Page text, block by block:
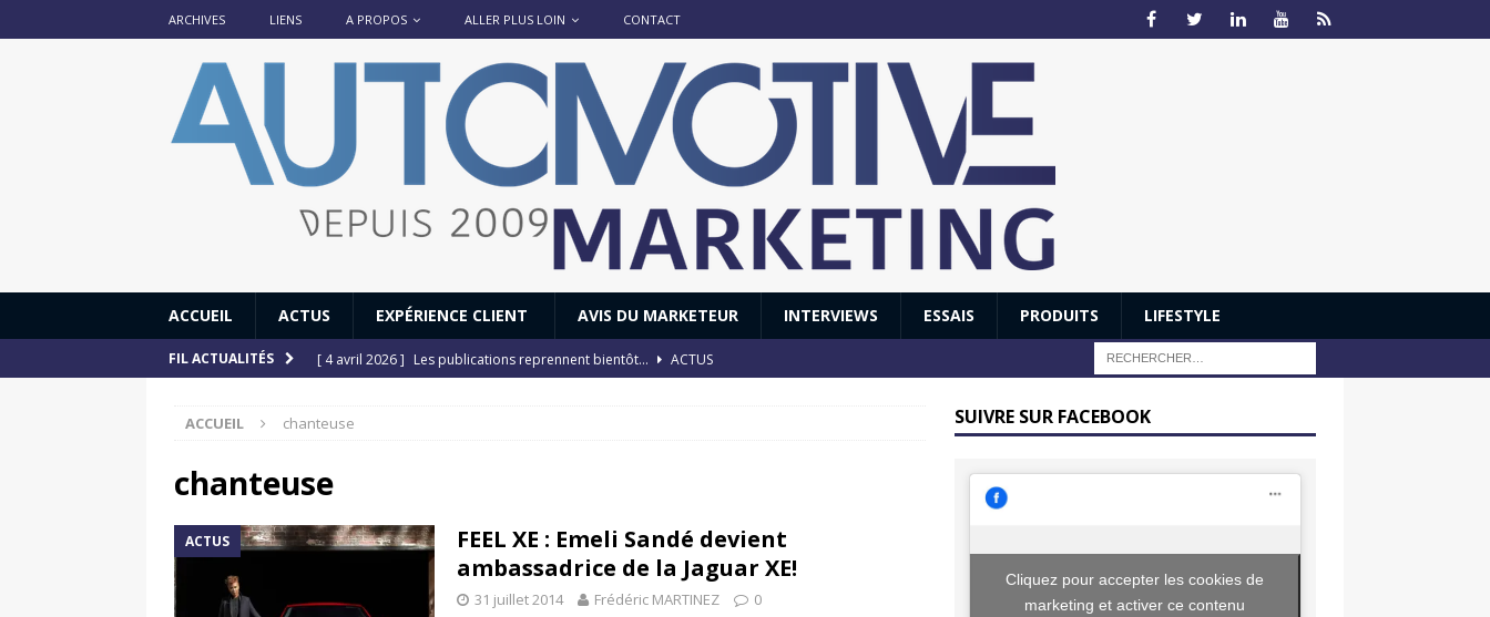
ARCHIVES LIENS A PROPOS ALLER PLUS LOIN CONTACT
ACCUEIL ACTUS EXPÉRIENCE CLIENT AVIS DU MARKETEUR INTERVIEWS ESSAIS PRODUITS LIFESTYLE
FIL ACTUALITÉS [ 4 avril 2026 ] Les publications reprennent bientôt…
ACTUS
[ 12 juillet 2025 ]
[ 11 avril 2020 ] #StayHome : Honda dévoile un spot publicitaire… confiné!
ACCUEIL chanteuse
chanteuse
ACTUS
FEEL XE : Emeli Sandé devient
ambassadrice de la Jaguar XE!
31 juillet 2014 Frédéric MARTINEZ 0
SUIVRE SUR FACEBOOK
Cliquez pour accepter les cookies de
marketing et activer ce contenu